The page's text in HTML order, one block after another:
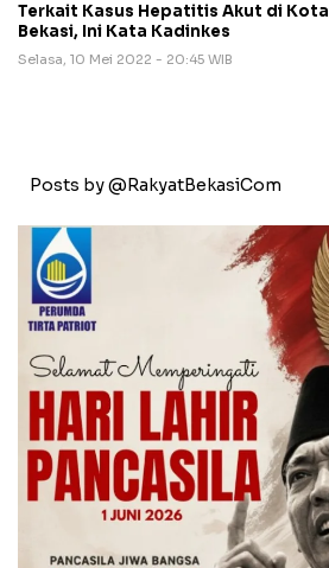
Terkait Kasus Hepatitis Akut di Kota
Bekasi, Ini Kata Kadinkes
Selasa, 10 Mei 2022 - 20:45 WIB
Posts by @RakyatBekasiCom